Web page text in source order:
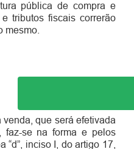
pública de compra e
tributos fiscais correrão
mesmo.
que será efetivada
faz-se na forma e pelos
“d”, inciso I, do artigo 17,